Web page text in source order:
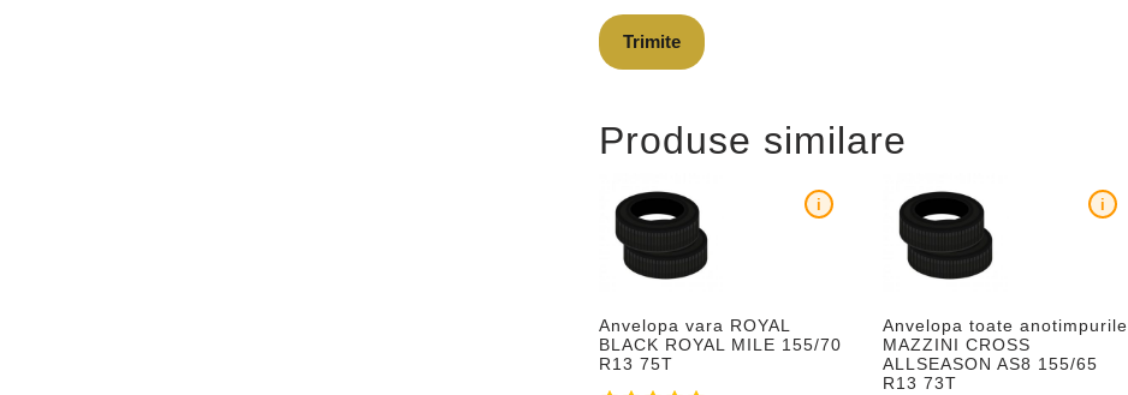
Produse similare
Anvelopa vara ROYAL
BLACK ROYAL MILE 155/70
R13 75T
i
Anvelopa toate anotimpurile
MAZZINI CROSS
ALLSEASON AS8 155/65
R13 73T
i